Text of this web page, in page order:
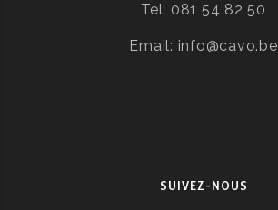
Tel: 081 54 82 50
Email: info@cavo.be
SUIVEZ-NOUS